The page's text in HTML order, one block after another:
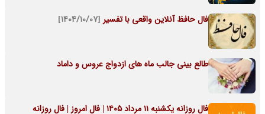
فال حافظ آنلاین واقعی با تفسیر [۱۴۰۴/۱۰/۰۷]
طالع بینی جالب ماه های ازدواج عروس و داماد
فال روزانه یکشنبه ۱۱ مرداد ۱۴۰۵ | فال امروز | فال روزانه